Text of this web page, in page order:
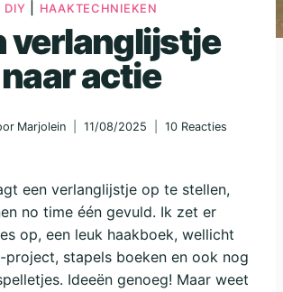
DIY HAAKTECHNIEKEN
verlanglijstje
naar actie
Marjolein 11/08/2025 10 Reacties
een verlanglijstje op te stellen,
no time één gevuld. Ik zet er
op, een leuk haakboek, wellicht
project, stapels boeken en ook nog
Ideeën genoeg! Maar weet